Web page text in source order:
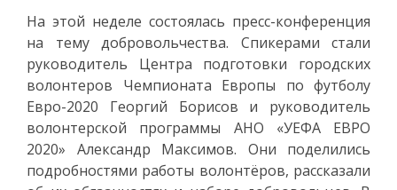
На этой неделе состоялась пресс-конференция
на тему добровольчества. Спикерами стали
руководитель Центра подготовки городских
волонтеров Чемпионата Европы по футболу
Евро-2020 Георгий Борисов и руководитель
волонтерской программы АНО «УЕФА ЕВРО
2020» Александр Максимов. Они поделились
подробностями работы волонтёров, рассказали